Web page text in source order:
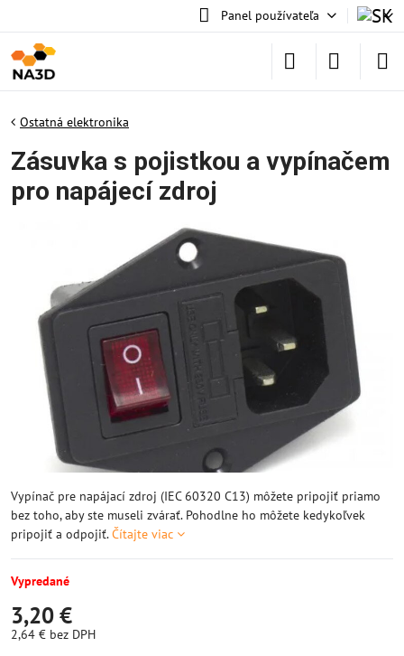
Panel používateľa
Ostatná elektronika
Zásuvka s pojistkou a vypínačem
pro napájecí zdroj
Vypínač pre napájací zdroj (IEC 60320 C13) môžete pripojiť priamo
bez toho, aby ste museli zvárať. Pohodlne ho môžete kedykoľvek
pripojiť a odpojiť.Čítajte viac
Vypredané
3,20 €
2,64 € bez DPH